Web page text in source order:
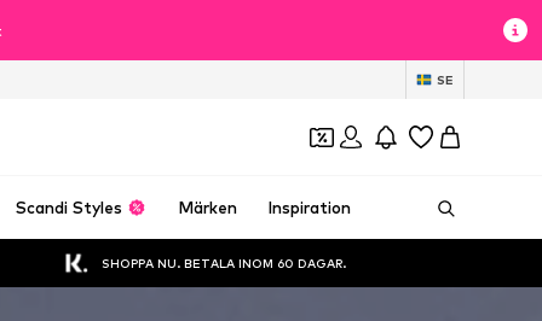
SE
Scandi Styles Märken Inspiration
SHOPPA NU. BETALA INOM 60 DAGAR.